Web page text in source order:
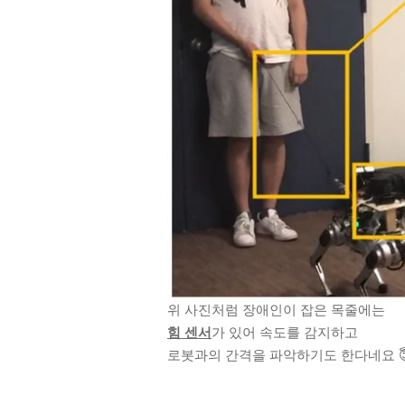
위 사진처럼 장애인이 잡은 목줄에는
힘 센서 가 있어 속도를 감지하고
로봇과의 간격을 파악하기도 한다네요